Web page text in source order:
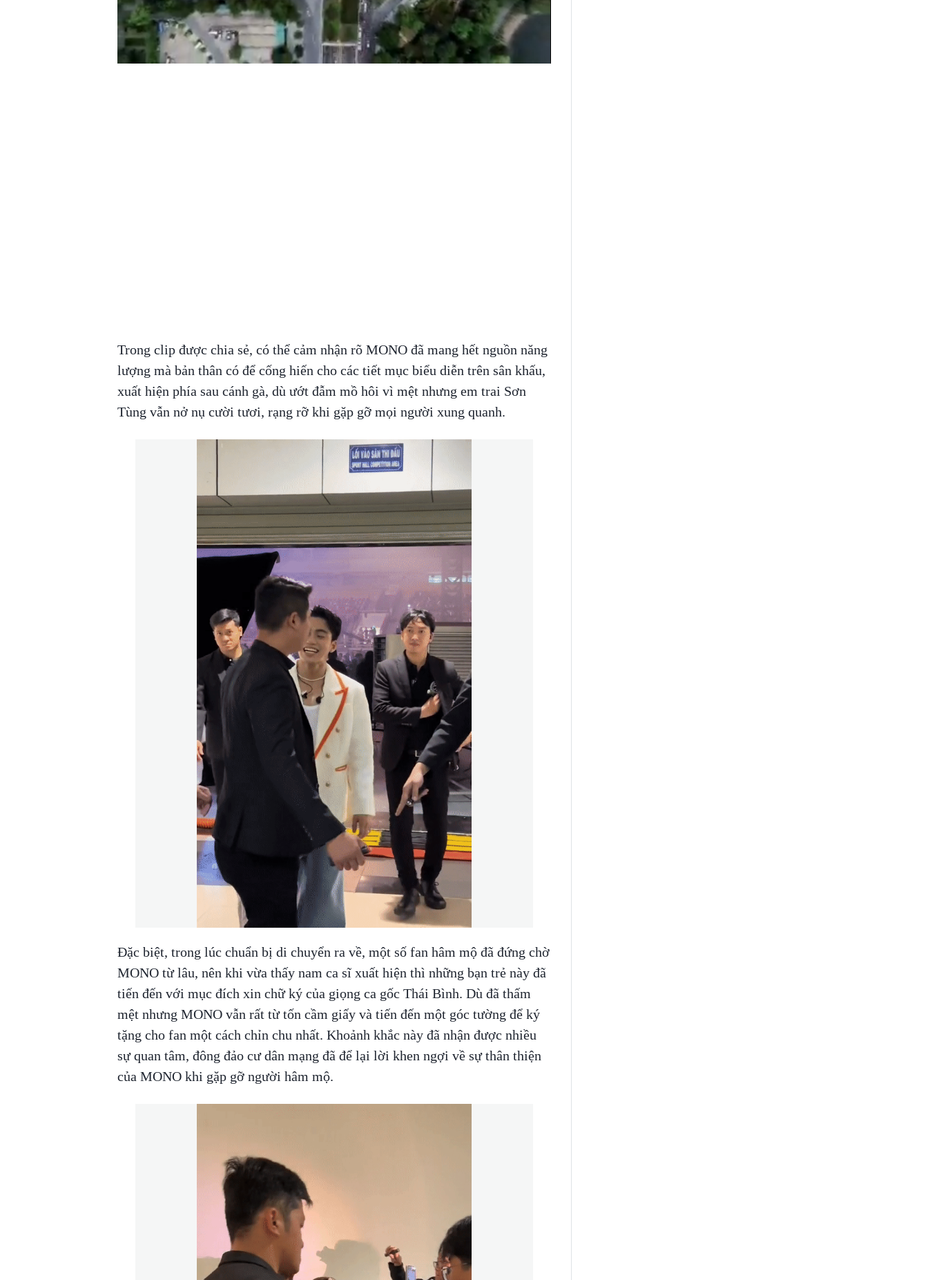
Trong clip được chia sẻ, có thể cảm nhận rõ MONO đã mang hết nguồn năng
lượng mà bản thân có để cống hiến cho các tiết mục biểu diễn trên sân khấu,
xuất hiện phía sau cánh gà, dù ướt đẫm mồ hôi vì mệt nhưng em trai Sơn
Tùng vẫn nở nụ cười tươi, rạng rỡ khi gặp gỡ mọi người xung quanh.
Đặc biệt, trong lúc chuẩn bị di chuyển ra về, một số fan hâm mộ đã đứng chờ
MONO từ lâu, nên khi vừa thấy nam ca sĩ xuất hiện thì những bạn trẻ này đã
tiến đến với mục đích xin chữ ký của giọng ca gốc Thái Bình. Dù đã thấm
mệt nhưng MONO vẫn rất từ tốn cầm giấy và tiến đến một góc tường để ký
tặng cho fan một cách chỉn chu nhất. Khoảnh khắc này đã nhận được nhiều
sự quan tâm, đông đảo cư dân mạng đã để lại lời khen ngợi về sự thân thiện
của MONO khi gặp gỡ người hâm mộ.